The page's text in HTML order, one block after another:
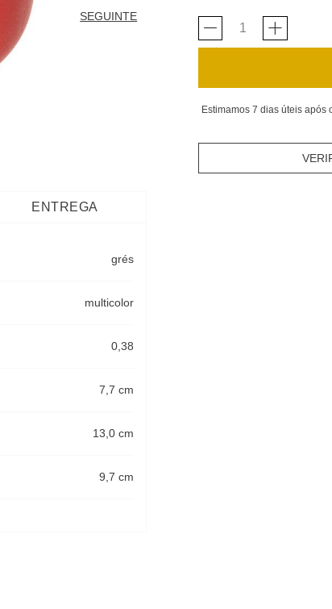
SEGUINTE
Estimamos 7 dias úteis
ENTREGA
grés
multicolor
0,38
7,7 cm
13,0 cm
9,7 cm